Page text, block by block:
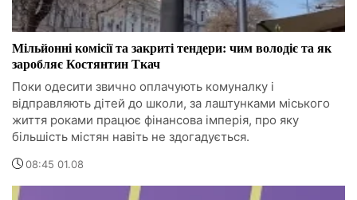
Мільйонні комісії та закриті тендери: чим володіє та як
заробляє Костянтин Ткач
Поки одесити звично оплачують комуналку і
відправляють дітей до школи, за лаштунками міського
життя роками працює фінансова імперія, про яку
більшість містян навіть не здогадується.
08:45 01.08